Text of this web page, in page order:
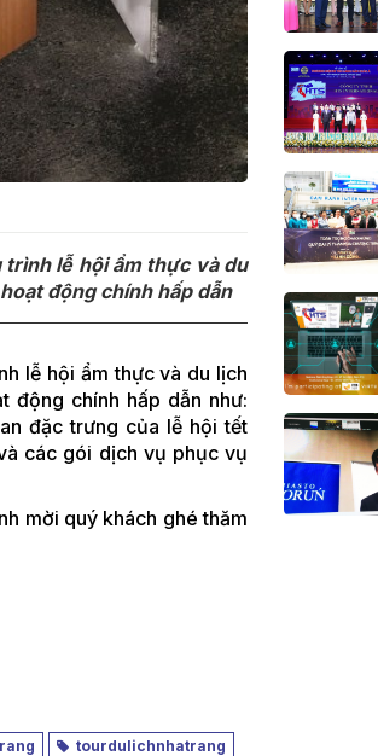
trình lễ hội ẩm thực và du
động chính hấp dẫn
lễ hội ẩm thực và du lịch
động chính hấp dẫn như:
đặc trưng của lễ hội tết
các gói dịch vụ phục vụ
mời quý khách ghé thăm
tourdulichnhatrang